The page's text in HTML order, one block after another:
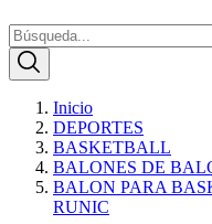
Inicio
DEPORTES
BASKETBALL
BALONES DE
BALON PARA
RUNIC